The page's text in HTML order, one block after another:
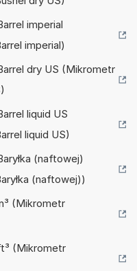
imperial
imperial)
dry US (Mikrometr
liquid US
liquid US)
(naftowej)
(naftowej))
(Mikrometr
(Mikrometr